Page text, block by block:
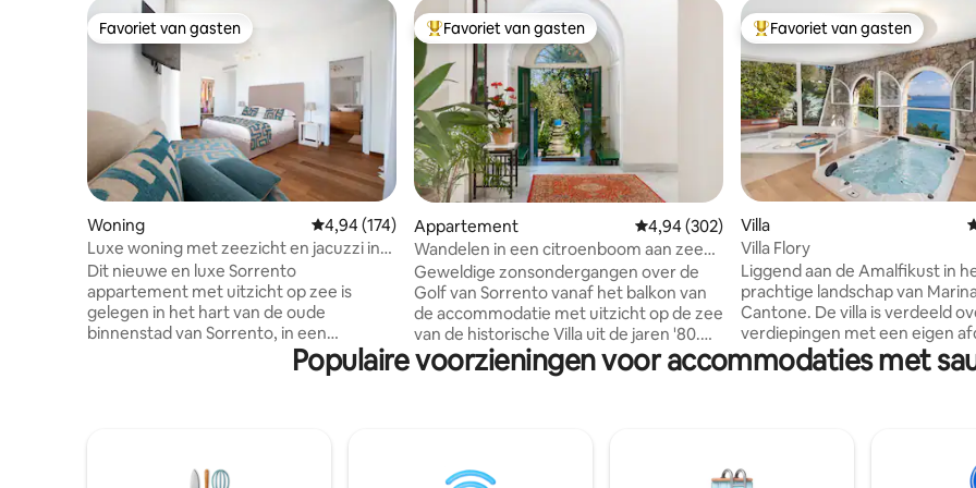
Favoriet van gasten
Favoriet van gasten
Woning Gemiddelde beoordeling van 4,94 uit 5, 174 recensies
4,94 (174)
Luxe woning met zeezicht en jacuzzi in
het centrum van Sorrento
Dit nieuwe en luxe Sorrento
appartement met uitzicht op zee is
gelegen in het hart van de oude
binnenstad van Sorrento, in een
levendige en mooie straat, waar u enkele
van de meest authentieke mensen en
badkamers, woonkamer en keuken,
Topfavoriet van gasten
Favoriet van gasten
Appartement Gemiddelde beoordeling van 4,94 uit 5, 302
4,94 (302)
Wandelen in een citroenboom aan zee
VillaTozzoliHouse
Geweldige zonsondergangen over de
Golf van Sorrento vanaf het balkon van
de accommodatie met uitzicht op de zee
van de historische Villa uit de jaren '80.
Charmant, elegant en goed uitgerust
vakantiehuis in exclusief pand. Een
kitchenette. Het beschikt over stenen
Topfavoriet van gasten
Favoriet van gasten
Villa
Villa Flory
Liggend aan de Amalfikust in
prachtige landschap van
Cantone. De villa is verdeeld
verdiepingen met een eigen
naar de zee. Op de benedenverdieping
vind je een grote woonkamer
daarvan hebben een klein
een prachtig uitzicht over zee.
Populaire voorzieningen voor accommodaties met